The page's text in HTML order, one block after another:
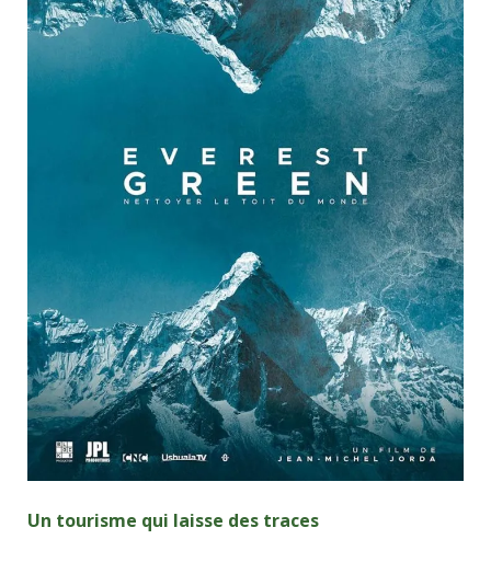
Un tourisme qui laisse des traces